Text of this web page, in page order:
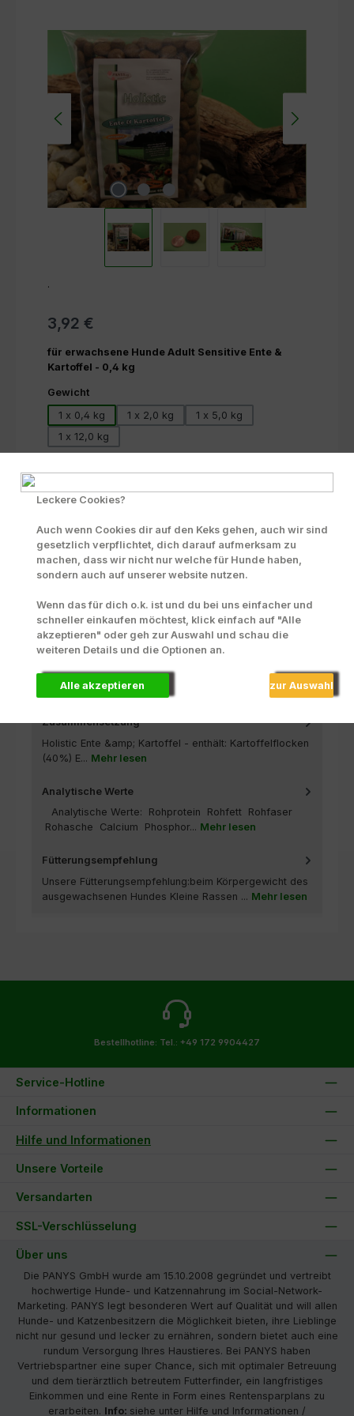
Bildergalerie überspringen
.
3,92 €
für erwachsene Hunde Adult Sensitive Ente &
Kartoffel - 0,4 kg
Gewichtauswählen
1 x 0,4 kg
1 x 2,0 kg
1 x 5,0 kg
1 x 12,0 kg
Beutel In den Warenkorb
INFO zu Liefer- und Versandkosten
Produktnummer:70276
Beschreibung
Fleischanteil: nur Ente - Getreidefreie Rezeptur
Komplettfutter für ausgewachsene ernährungssensible
Hunde mit…Mehr
Zusammensetzung
Holistic Ente &amp; Kartoffel - enthält: Kartoffelflocken
(40%) E... Mehr lesen
Analytische Werte
Analytische Werte: Rohprotein Rohfett Rohfaser
Rohasche Calcium Phosphor... Mehr lesen
Fütterungsempfehlung
Unsere Fütterungsempfehlung:beim Körpergewicht des
ausgewachsenen Hundes Kleine Rassen ... Mehr lesen
Bestellhotline: Tel.: +49 172 9904427
Service-Hotline
Informationen
Hilfe und Informationen
Unsere Vorteile
Versandarten
SSL-Verschlüsselung
Über uns
Die PANYS GmbH wurde am 15.10.2008 gegründet und vertreibt
hochwertige Hunde- und Katzennahrung im Social-Network-
Marketing. PANYS legt besonderen Wert auf Qualität und will allen
Hunde- und Katzenbesitzern die Möglichkeit bieten, ihre Lieblinge
nicht nur gesund und lecker zu ernähren, sondern bietet auch eine
rundum Versorgung Ihres Haustieres. Bei PANYS haben
Vertriebspartner eine super Chance, sich mit optimaler Betreuung
und dem tierärztlich betreutem Futterfinder, ein langfristiges
Einkommen und eine Rente in Form eines Rentensparplans zu
erarbeiten. Info: siehe unter Hilfe und Informationen /
Leckere Cookies?
Auch wenn Cookies dir auf den Keks gehen, auch wir sind
gesetzlich verpflichtet, dich darauf aufmerksam zu
machen, dass wir nicht nur welche für Hunde haben,
sondern auch auf unserer website nutzen.
Wenn das für dich o.k. ist und du bei uns einfacher und
schneller einkaufen möchtest, klick einfach auf "Alle
akzeptieren" oder geh zur Auswahl und schau die
weiteren Details und die Optionen an.
Alle akzeptieren zur Auswahl